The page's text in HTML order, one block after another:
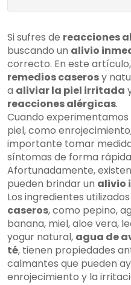
Si sufres de reacciones
buscando un alivio
correcto. En este
remedios caserosy
a aliviar la piel irritada
reacciones alérgicas.
Cuando
piel, como
importante tomar
síntomas de forma
Afortunadamente,
pueden brindar un alivio
Los ingredientes
caseros, como pepino,
banana, miel, aloe vera,
yogur natural, agua de
té, tienen propiedades
calmantes que pueden
enrojecimiento y la